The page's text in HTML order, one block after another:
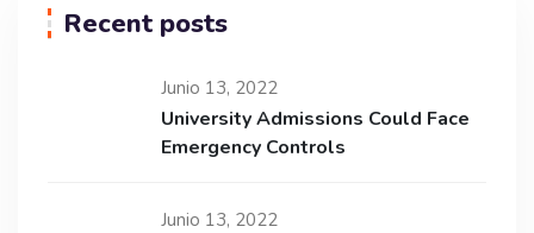
Recent posts
Junio 13, 2022
University Admissions Could Face
Emergency Controls
Junio 13, 2022